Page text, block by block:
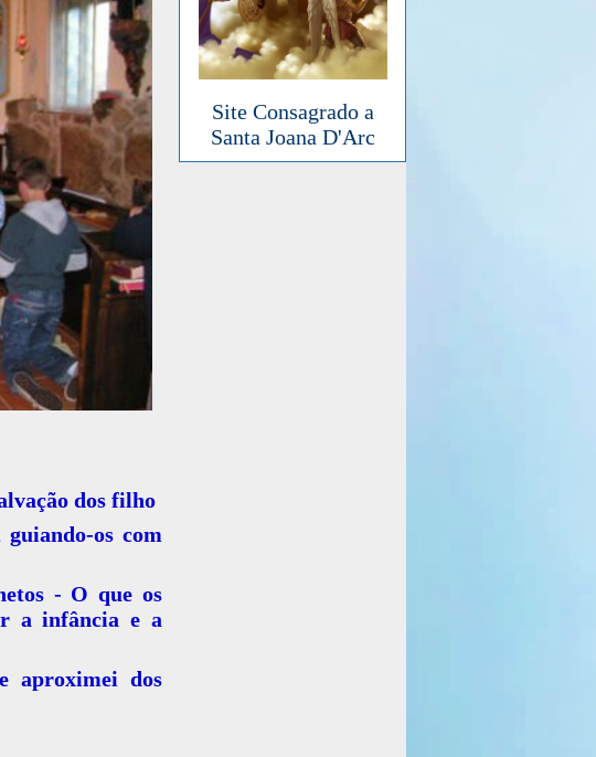
dos filho
os com
- O que os
a infância e a
aproximei dos
Site Consagrado a
Santa Joana D'Arc